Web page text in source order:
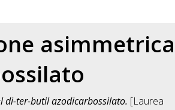
asimmetrica
di-ter-butil azodicarbossilato. [Laurea